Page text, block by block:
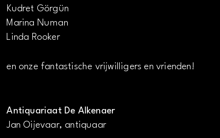
Kudret Görgün
Marina Numan
Linda Rooker
en onze fantastische vrijwilligers en vrienden!
Antiquariaat De Alkenaer
Jan Oijevaar, antiquaar